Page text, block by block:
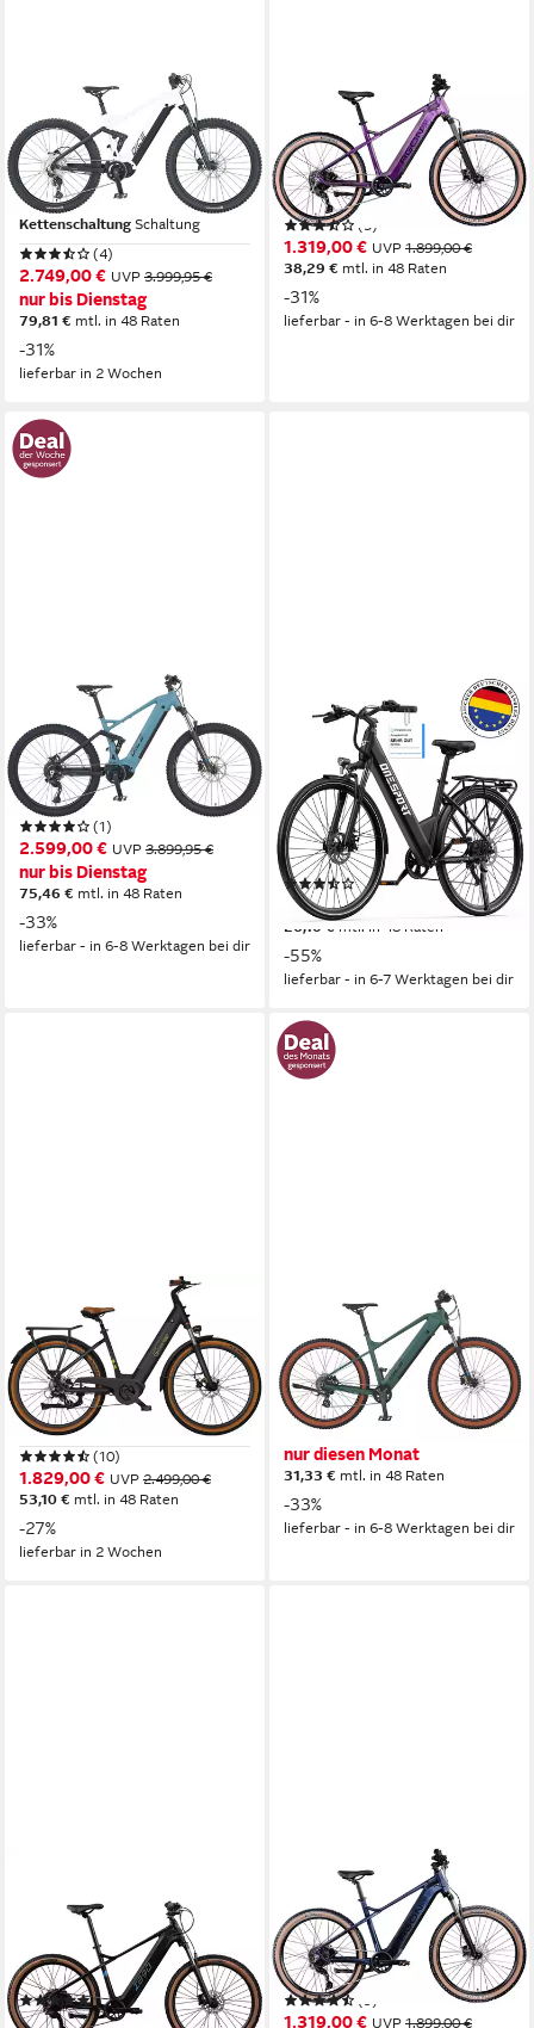
PROPHETE
E-Bike Mountainbike Prophete
Dice 5.0
Mittelmotor Motor
720 Wh Akkuleistung
Kettenschaltung Schaltung
(4)
2.749,00 € UVP 3.999,95 €
nur bis Dienstag
79,81 € mtl. in 48 Raten
-31%
lieferbar in 2 Wochen
E-Bike Mountainbike Alpha
Heckmotor Motor
540 Wh Akkuleistung
Kettenschaltung
Schaltung
(5)
1.319,00 € UVP 1.899,00 €
38,29 € mtl. in 48 Raten
-31%
lieferbar - in 6-8 Werktagen bei dir
PROPHETE
E-Bike Mountainbike Dice 4.0
Mittelmotor Motor
480 Wh Akkuleistung
Kettenschaltung
Schaltung
(1)
2.599,00 € UVP 3.899,95 €
nur bis Dienstag
75,46 € mtl. in 48 Raten
-33%
lieferbar - in 6-8 Werktagen bei dir
ONESPORT
E-Bike Cityrad OT12 e bike für
herren u.damen 468Wh
13AH 36V 250W 28 zoll
Heckmotor Motor
468 Wh Akkuleistung
Kettenschaltung
Schaltung
(11)
899,00 € UVP
1.999,00 €
26,10 € mtl. in 48 Raten
-55%
lieferbar - in 6-7 Werktagen bei dir
E-Bike Cityrad C5 mit
Diebstahlsicherung
Mittelmotor Motor
470 Wh Akkuleistung
Kettenschaltung
Schaltung
(10)
1.829,00 € UVP 2.499,00 €
53,10 € mtl. in 48 Raten
-27%
lieferbar in 2 Wochen
PROPHETE
E-Bike Mountainbike Dice 1.0
Heckmotor Motor
360 Wh Akkuleistung
Kettenschaltung
Schaltung
1.079,00 € 1.599,95 €
nur diesen Monat
31,33 € mtl. in 48 Raten
-33%
lieferbar - in 6-8 Werktagen bei dir
E-Bike Mountainbike Z890
Heckmotor
550 Wh
Akkuleistung
Kettenschaltung
Schaltung
(2)
1.319,00 € UVP 2.299,00 €
E-Bike Mountainbike Alpha
Heckmotor Motor
540 Wh Akkuleistung
Kettenschaltung Schaltung
(9)
1.319,00 € UVP 1.899,00 €